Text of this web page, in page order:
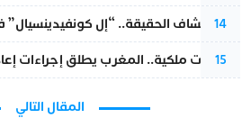
14
بعد انكشاف الحقيقة.. “إل
15
بتعليمات ملكية.. المغرب يطلق إجراءات
المقال التالي